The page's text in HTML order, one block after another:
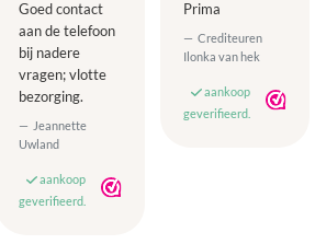
Goed contact
aan de telefoon
bij nadere
vragen; vlotte
bezorging.
Jeannette
Uwland
aankoop
geverifieerd.
Prima
Crediteuren
Ilonka van hek
aankoop
geverifieerd.